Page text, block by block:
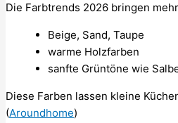
Die Farbtrends 2026 bringen
Beige, Sand, Taupe
warme Holzfarben
sanfte Grüntöne wie
Diese Farben lassen kleine
(Aroundhome)